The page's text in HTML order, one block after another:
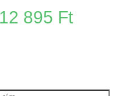
12 895 Ft